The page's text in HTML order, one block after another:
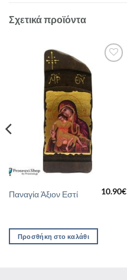
επιλογές
μπορούν
επιλεγούν
προϊόντος
Σχετικά προϊόντα
Προσθήκη
στη Λίστα
Επιθυμιών
Παναγία Άξιον Εστί 10.90€
Προσθήκη στο καλάθι